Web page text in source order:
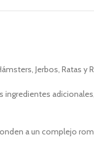
Jerbos, Ratas y
a un complejo